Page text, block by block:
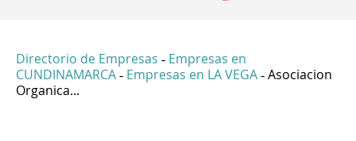
Directorio de Empresas - Empresas en
CUNDINAMARCA - Empresas en LA VEGA - Asociacion
Organica...